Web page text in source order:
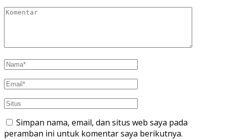
Simpan nama, email, dan situs web saya pada
peramban ini untuk komentar saya berikutnya.